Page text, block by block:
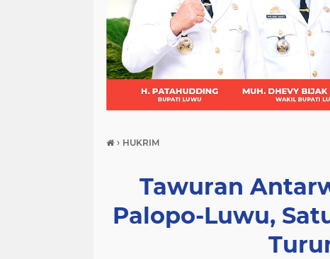
(21) (9) (7)
› HUKRIM
Tawuran
Palopo-Luwu,